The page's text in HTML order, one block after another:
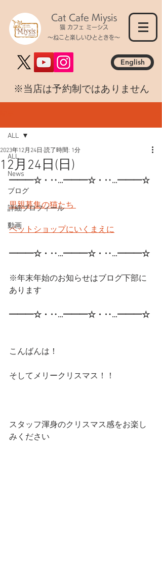
Cat Cafe Miysis
猫 カフェ ミーシス
～ねこと楽しいひとときを～
English
​※当店は予約制ではありません
ALL
News
ブログ
詳細プロフィール
動画
ALL
12月24日(日)
2023年12月24日 読了時間: 1分
━━━☆・‥…━━━☆・‥…━━━☆
里親募集の猫たち
ペットショップにいくまえに
━━━☆・‥…━━━☆・‥…━━━☆
※年末年始のお知らせはブログ下部に
あります
━━━☆・‥…━━━☆・‥…━━━☆
こんばんは！
そしてメリークリスマス！！
スタッフ渾身のクリスマス感をお楽し
みください